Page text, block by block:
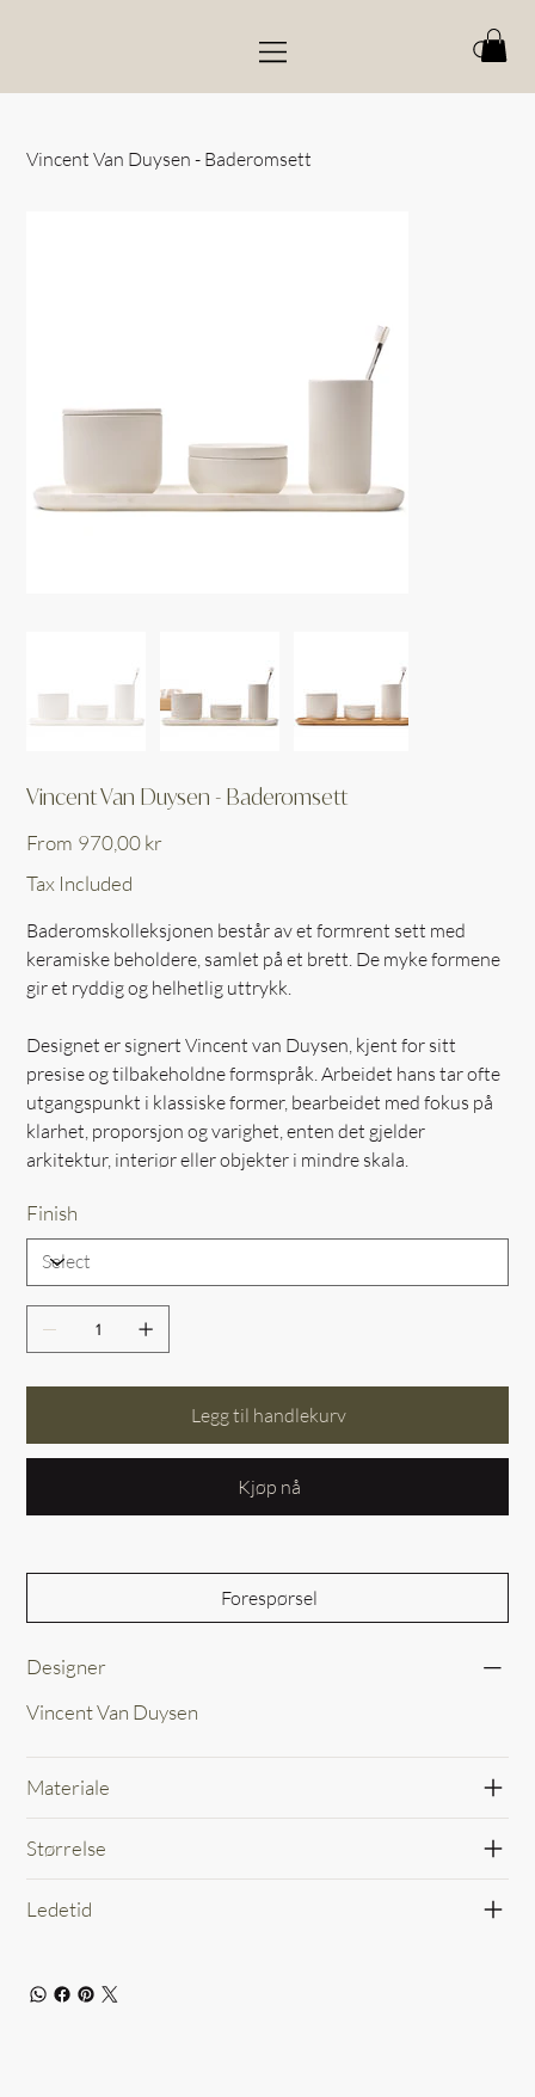
Vincent Van Duysen - Baderomsett
Vincent Van Duysen - Baderomsett
From 970,00 kr
Tax Included
Baderomskolleksjonen består av et formrent sett med
keramiske beholdere, samlet på et brett. De myke formene
gir et ryddig og helhetlig uttrykk.
Designet er signert Vincent van Duysen, kjent for sitt
presise og tilbakeholdne formspråk. Arbeidet hans tar ofte
utgangspunkt i klassiske former, bearbeidet med fokus på
klarhet, proporsjon og varighet, enten det gjelder
arkitektur, interiør eller objekter i mindre skala.
Finish
Legg til handlekurv
Kjøp nå
Forespørsel
Designer
Vincent Van Duysen
Materiale
Størrelse
Ledetid